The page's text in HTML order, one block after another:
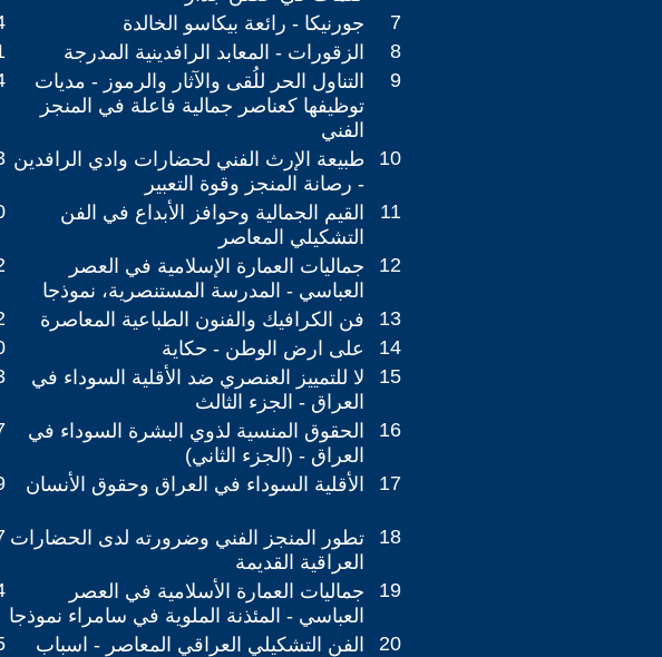
جورنيكا - رائعة بيكاسو الخالدة
7
الزقورات - المعابد الرافدينية المدرجة
8
التناول الحر للُقى والآثار والرموز - مديات
توظيفها كعناصر جمالية فاعلة في المنجز
الفني
9
طبيعة الإرث الفني لحضارات وادي الرافدين
- رصانة المنجز وقوة التعبير
10
القيم الجمالية وحوافز الأبداع في الفن
التشكيلي المعاصر
11
جماليات العمارة الإسلامية في العصر
العباسي - المدرسة المستنصرية، نموذجا
12
فن الكرافيك والفنون الطباعية المعاصرة
13
على ارض الوطن - حكاية
14
لا للتمييز العنصري ضد الأقلية السوداء في
العراق - الجزء الثالث
15
الحقوق المنسية لذوي البشرة السوداء في
العراق - (الجزء الثاني)
16
الأقلية السوداء في العراق وحقوق الأنسان 17
تطور المنجز الفني وضرورته لدى الحضارات
العراقية القديمة
18
جماليات العمارة الأسلامية في العصر
العباسي - المئذنة الملوية في سامراء نموذجا
19
الفن التشكيلي العراقي المعاصر - اسباب
20